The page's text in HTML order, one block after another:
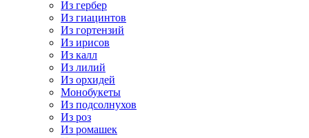
Из гербер
Из гиацинтов
Из гортензий
Из ирисов
Из калл
Из лилий
Из орхидей
Монобукеты
Из подсолнухов
Из роз
Из ромашек